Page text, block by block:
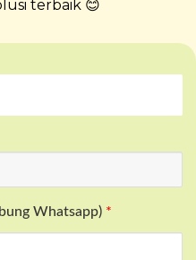
terbaik 😊
Whatsapp) *